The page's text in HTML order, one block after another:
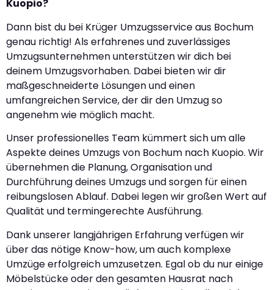
Kuopio?
Dann bist du bei Krüger Umzugsservice aus Bochum
genau richtig! Als erfahrenes und zuverlässiges
Umzugsunternehmen unterstützen wir dich bei
deinem Umzugsvorhaben. Dabei bieten wir dir
maßgeschneiderte Lösungen und einen
umfangreichen Service, der dir den Umzug so
angenehm wie möglich macht.
Unser professionelles Team kümmert sich um alle
Aspekte deines Umzugs von Bochum nach Kuopio. Wir
übernehmen die Planung, Organisation und
Durchführung deines Umzugs und sorgen für einen
reibungslosen Ablauf. Dabei legen wir großen Wert auf
Qualität und termingerechte Ausführung.
Dank unserer langjährigen Erfahrung verfügen wir
über das nötige Know-how, um auch komplexe
Umzüge erfolgreich umzusetzen. Egal ob du nur einige
Möbelstücke oder den gesamten Hausrat nach